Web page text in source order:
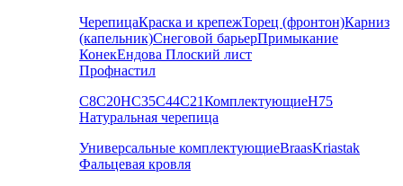
ЧерепицаКраска и крепежТорец (фронтон)Карниз
(капельник)Снеговой барьерПримыкание
КонекЕндова Плоский лист
Профнастил
С8С20НС35С44С21КомплектующиеН75
Натуральная черепица
Универсальные комплектующиеBraasKriastak
Фальцевая кровля